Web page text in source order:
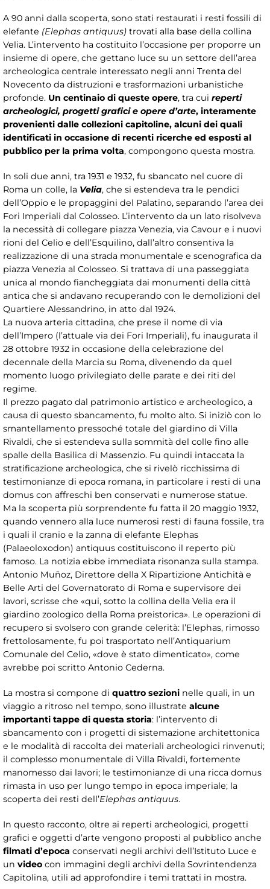
A 90 anni dalla scoperta, sono stati restaurati i resti fossili di
elefante (Elephas antiquus) trovati alla base della collina
Velia. L’intervento ha costituito l’occasione per proporre un
insieme di opere, che gettano luce su un settore dell’area
archeologica centrale interessato negli anni Trenta del
Novecento da distruzioni e trasformazioni urbanistiche
profonde. Un centinaio di queste opere, tra cui reperti
archeologici, progetti grafici e opere d’arte, interamente
provenienti dalle collezioni capitoline, alcuni dei quali
identificati in occasione di recenti ricerche ed esposti al
pubblico per la prima volta, compongono questa mostra.
In soli due anni, tra 1931 e 1932, fu sbancato nel cuore di
Roma un colle, la Velia, che si estendeva tra le pendici
dell’Oppio e le propaggini del Palatino, separando l’area dei
Fori Imperiali dal Colosseo. L’intervento da un lato risolveva
la necessità di collegare piazza Venezia, via Cavour e i nuovi
rioni del Celio e dell’Esquilino, dall’altro consentiva la
realizzazione di una strada monumentale e scenografica da
piazza Venezia al Colosseo. Si trattava di una passeggiata
unica al mondo fiancheggiata dai monumenti della città
antica che si andavano recuperando con le demolizioni del
Quartiere Alessandrino, in atto dal 1924.
La nuova arteria cittadina, che prese il nome di via
dell’Impero (l’attuale via dei Fori Imperiali), fu inaugurata il
28 ottobre 1932 in occasione della celebrazione del
decennale della Marcia su Roma, divenendo da quel
momento luogo privilegiato delle parate e dei riti del
regime.
Il prezzo pagato dal patrimonio artistico e archeologico, a
causa di questo sbancamento, fu molto alto. Si iniziò con lo
smantellamento pressoché totale del giardino di Villa
Rivaldi, che si estendeva sulla sommità del colle fino alle
spalle della Basilica di Massenzio. Fu quindi intaccata la
stratificazione archeologica, che si rivelò ricchissima di
testimonianze di epoca romana, in particolare i resti di una
domus con affreschi ben conservati e numerose statue.
Ma la scoperta più sorprendente fu fatta il 20 maggio 1932,
quando vennero alla luce numerosi resti di fauna fossile, tra
i quali il cranio e la zanna di elefante Elephas
(Palaeoloxodon) antiquus costituiscono il reperto più
famoso. La notizia ebbe immediata risonanza sulla stampa.
Antonio Muñoz, Direttore della X Ripartizione Antichità e
Belle Arti del Governatorato di Roma e supervisore dei
lavori, scrisse che «qui, sotto la collina della Velia era il
giardino zoologico della Roma preistorica». Le operazioni di
recupero si svolsero con grande celerità: l’Elephas, rimosso
frettolosamente, fu poi trasportato nell’Antiquarium
Comunale del Celio, «dove è stato dimenticato», come
avrebbe poi scritto Antonio Cederna.
La mostra si compone di quattro sezioni nelle quali, in un
viaggio a ritroso nel tempo, sono illustrate alcune
importanti tappe di questa storia: l’intervento di
sbancamento con i progetti di sistemazione architettonica
e le modalità di raccolta dei materiali archeologici rinvenuti;
il complesso monumentale di Villa Rivaldi, fortemente
manomesso dai lavori; le testimonianze di una ricca domus
rimasta in uso per lungo tempo in epoca imperiale; la
scoperta dei resti dell’Elephas antiquus.
In questo racconto, oltre ai reperti archeologici, progetti
grafici e oggetti d’arte vengono proposti al pubblico anche
filmati d’epoca conservati negli archivi dell’Istituto Luce e
un video con immagini degli archivi della Sovrintendenza
Capitolina, utili ad approfondire i temi trattati in mostra.